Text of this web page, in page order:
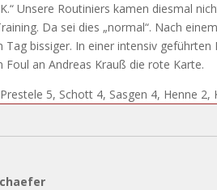
Unsere Routiniers kamen diesmal
Da sei dies „normal“. Nach
Tag bissiger. In einer intensiv
Foul an Andreas Krauß die rote Karte.
5, Schott 4, Sasgen 4, Henne